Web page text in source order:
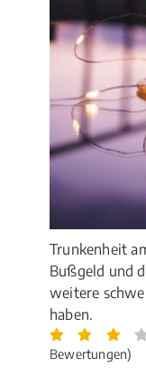
Trunkenheit
Bußgeld und
weitere
haben.
Bewertungen)